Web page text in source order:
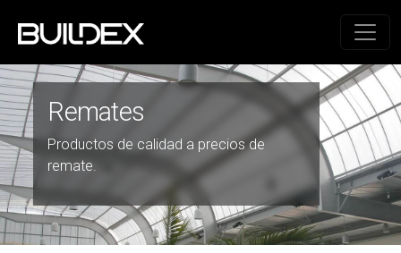
Remates
Productos de calidad a precios de
remate.